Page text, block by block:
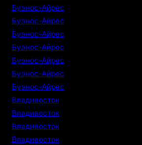
Буэнос-Айрес
Буэнос-Айрес
Буэнос-Айрес
Буэнос-Айрес
Буэнос-Айрес
Буэнос-Айрес
Буэнос-Айрес
Владивосток
Владивосток
Владивосток
Владивосток